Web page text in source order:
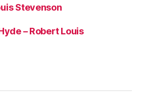
Stevenson
– Robert Louis